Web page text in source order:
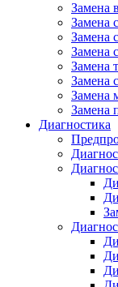
Замена
Замена
Замена
Замена
Замена
Замена
Замена
Замена
Диагностика